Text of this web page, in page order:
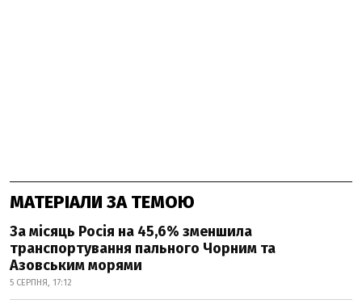
МАТЕРІАЛИ ЗА ТЕМОЮ
За місяць Росія на 45,6% зменшила
транспортування пального Чорним та
Азовським морями
5 СЕРПНЯ, 17:12